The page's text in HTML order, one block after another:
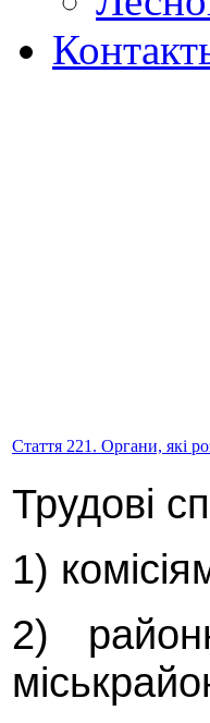
Стаття 221. Органи, які
Трудові
1)
2)